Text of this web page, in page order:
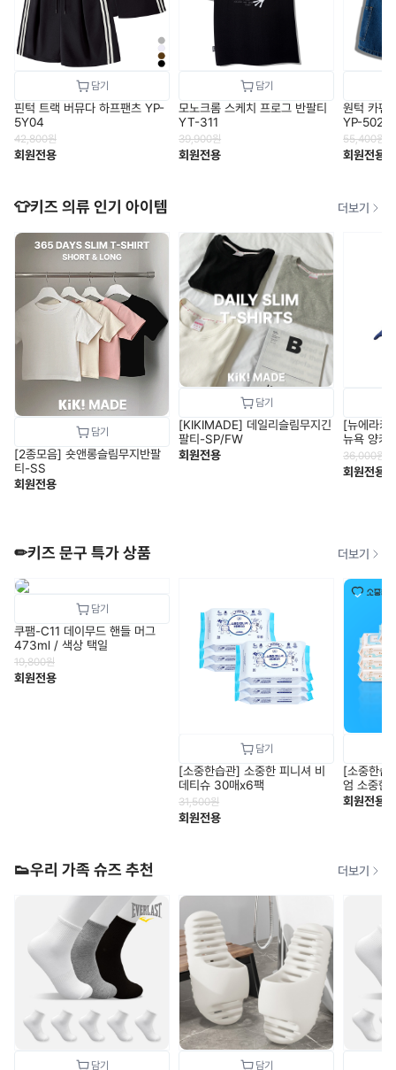
핀턱 트랙 버뮤다 하프팬츠 YP-
5Y04
42,800원
회원전용
모노크롬 스케치 프로그 반팔티
YT-311
39,900원
회원전용
원턱 카펜
YP-502
55,400원
회원전용
👕키즈 의류 인기 아이템 더보기
[2종모음] 숏앤롱슬림무지반팔
티-SS
회원전용
[KIKIMADE] 데일리슬림무지긴
팔티-SP/FW
회원전용
[뉴에라
뉴욕 양키
로얄
36,000원
회원전용
✏키즈 문구 특가 상품 더보기
쿠팸-C11 데이무드 핸들 머그
473ml / 색상 택일
19,800원
회원전용
[소중한습관] 소중한 피니셔 비
데티슈 30매x6팩
31,500원
회원전용
[소중한습
엄 소중한
x12팩
회원전용
👟우리 가족 슈즈 추천 더보기